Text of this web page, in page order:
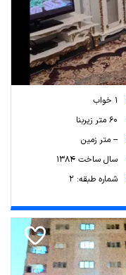
1 خواب
60 متر زیربنا
-- متر زمین
سال ساخت 1384
شماره طبقه: 2